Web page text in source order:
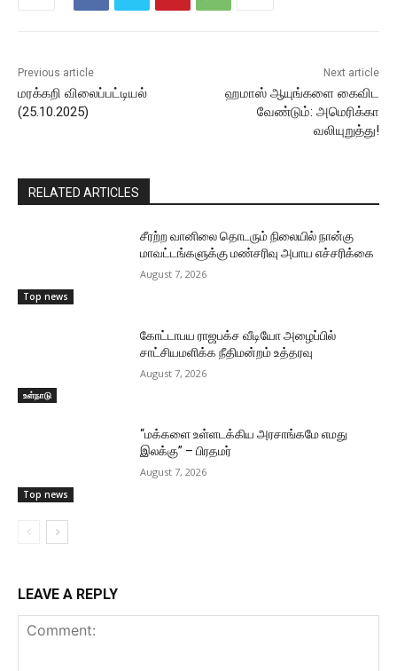
Previous article
மரக்கறி விலைப்பட்டியல்
(25.10.2025)
Next article
ஹமாஸ் ஆயுங்களை கைவிட
வேண்டும்: அமெரிக்கா
வலியுறுத்து!
RELATED ARTICLES
Top news
சீரற்ற வானிலை தொடரும் நிலையில் நான்கு
மாவட்டங்களுக்கு மண்சரிவு அபாய எச்சரிக்கை
August 7, 2026
உள்நாடு
கோட்டாபய ராஜபக்ச வீடியோ அழைப்பில்
சாட்சியமளிக்க நீதிமன்றம் உத்தரவு
August 7, 2026
Top news
“மக்களை உள்ளடக்கிய அரசாங்கமே எமது
இலக்கு” – பிரதமர்
August 7, 2026
LEAVE A REPLY